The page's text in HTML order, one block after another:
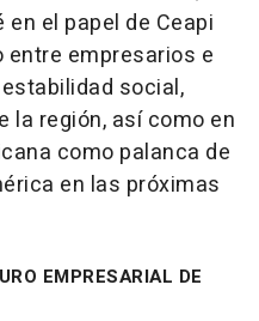
el papel de Ceapi
empresarios e
social,
la región, así como en
como palanca de
en las próximas
EMPRESARIAL DE